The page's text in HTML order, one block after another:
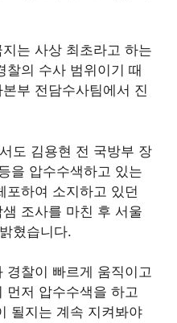
는 사상 최초라고 하는
찰의 수사 범위이기 때
부 전담수사팀에서 진
도 김용현 전 국방부 장
을 압수수색하고 있는
포하여 소지하고 있던
조사를 마친 후 서울
혔습니다.
경찰이 빠르게 움직이고
먼저 압수수색을 하고
될지는 계속 지켜봐야